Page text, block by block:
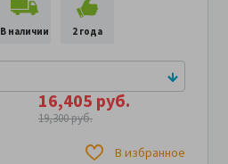
В наличии 2 года
16,405 руб.
19,300 руб.
В избранное